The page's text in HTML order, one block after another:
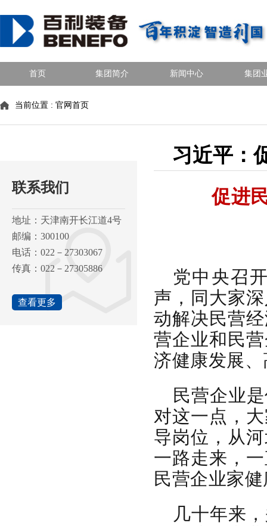
首页 集团简介 新闻中心 集团
当前位置 : 官网首页
联系我们
地址：天津南开长江道4号
邮编：300100
电话：022－27303067
传真：022－27305886
查看更多
习近平：
促进
党中央召
声，同大家
动解决民营
营企业和民
济健康发展
民营企业
对这一点，
导岗位，从
一路走来，
民营企业家
几十年来